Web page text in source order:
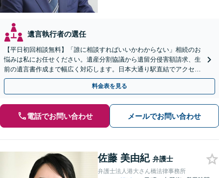
遺言執行者の選任
【平日初回相談無料】「誰に相談すればいいかわからない」相続のお
悩みは私にお任せください。遺産分割協議から遺留分侵害額請求、生
前の遺言書作成まで幅広く対応します。日本大通り駅直結でアクセス
良好。まずはご相談を。
料金表を見る
電話でお問い合わせ メールでお問い合わせ
佐藤 美由紀 弁護士
弁護士法人港大さん橋法律事務所